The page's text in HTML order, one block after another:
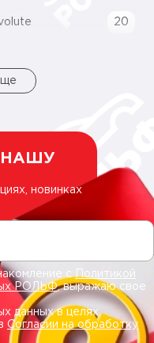
20
НАШУ
новинках
сПолитикой
РОЛЬФ, выражаю свое
данных в целях
Согласии на обработку